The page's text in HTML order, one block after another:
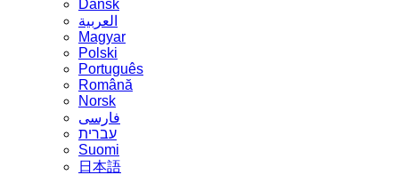
Dansk
العربية
Magyar
Polski
Português
Română
Norsk
فارسی
עברית
Suomi
日本語